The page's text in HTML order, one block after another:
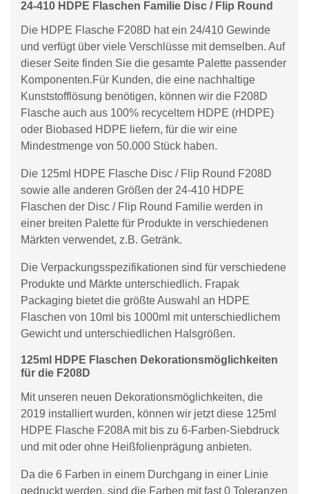
24-410 HDPE Flaschen Familie Disc / Flip Round
Die HDPE Flasche F208D hat ein 24/410 Gewinde
und verfügt über viele Verschlüsse mit demselben. Auf
dieser Seite finden Sie die gesamte Palette passender
Komponenten.Für Kunden, die eine nachhaltige
Kunststofflösung benötigen, können wir die F208D
Flasche auch aus 100% recyceltem HDPE (rHDPE)
oder Biobased HDPE liefern, für die wir eine
Mindestmenge von 50.000 Stück haben.
Die 125ml HDPE Flasche Disc / Flip Round F208D
sowie alle anderen Größen der 24-410 HDPE
Flaschen der Disc / Flip Round Familie werden in
einer breiten Palette für Produkte in verschiedenen
Märkten verwendet, z.B. Getränk.
Die Verpackungsspezifikationen sind für verschiedene
Produkte und Märkte unterschiedlich. Frapak
Packaging bietet die größte Auswahl an HDPE
Flaschen von 10ml bis 1000ml mit unterschiedlichem
Gewicht und unterschiedlichen Halsgrößen.
125ml HDPE Flaschen Dekorationsmöglichkeiten
für die F208D
Mit unseren neuen Dekorationsmöglichkeiten, die
2019 installiert wurden, können wir jetzt diese 125ml
HDPE Flasche F208A mit bis zu 6-Farben-Siebdruck
und mit oder ohne Heißfolienprägung anbieten.
Da die 6 Farben in einem Durchgang in einer Linie
gedruckt werden, sind die Farben mit fast 0 Toleranzen